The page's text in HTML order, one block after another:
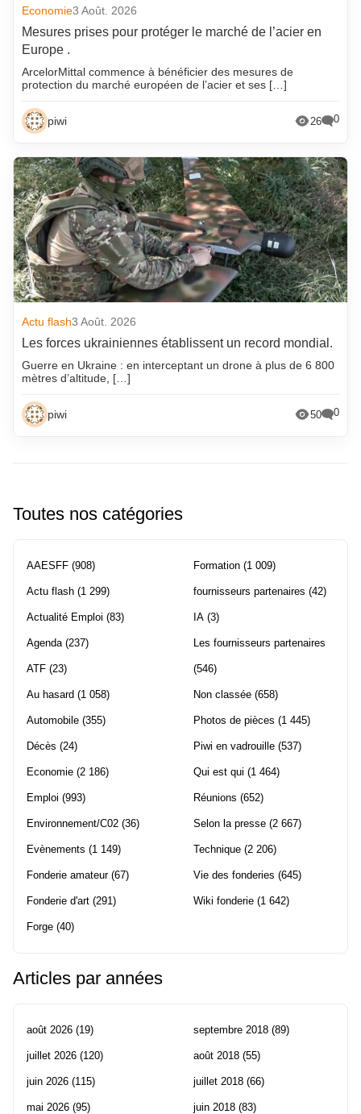
Economie3 Août. 2026
Mesures prises pour protéger le marché de l’acier en
Europe .
ArcelorMittal commence à bénéficier des mesures de
protection du marché européen de l’acier et ses […]
piwi 26 0
Actu flash3 Août. 2026
Les forces ukrainiennes établissent un record mondial.
Guerre en Ukraine : en interceptant un drone à plus de 6 800
mètres d’altitude, […]
piwi 50 0
Toutes nos catégories
AAESFF (908)
Actu flash (1 299)
Actualité Emploi (83)
Agenda (237)
ATF (23)
Au hasard (1 058)
Automobile (355)
Décès (24)
Economie (2 186)
Emploi (993)
Environnement/C02 (36)
Evènements (1 149)
Fonderie amateur(67)
Fonderie d'art (291)
Forge (40)
Formation (1 009)
fournisseurs partenaires (42)
IA (3)
Les fournisseurs partenaires
(546)
Non classée (658)
Photos de pièces (1 445)
Piwi en vadrouille (537)
Qui est qui (1 464)
Réunions (652)
Selon la presse (2 667)
Technique (2 206)
Vie des fonderies (645)
Wiki fonderie (1 642)
Articles par années
août 2026 (19)
juillet 2026 (120)
juin 2026 (115)
mai 2026 (95)
septembre 2018 (89)
août 2018 (55)
juillet 2018 (66)
juin 2018 (83)